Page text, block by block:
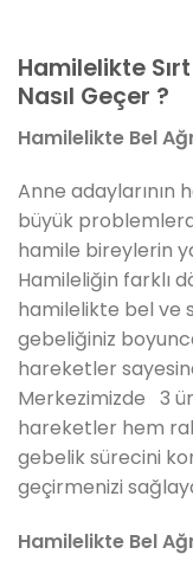
Hamilelikte
Nasıl Geçer ?
Hamilelikte Bel
Anne adaylarının
büyük
hamile bireylerin
Hamileliğin farklı
hamilelikte bel ve
gebeliğiniz
hareketler
Merkezimizde 3
hareketler hem
gebelik sürecini
geçirmenizi
Hamilelikte Bel